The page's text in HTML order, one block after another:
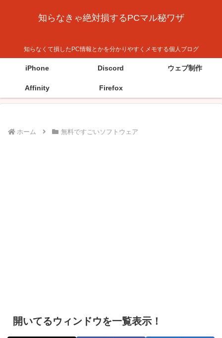
知らなきゃ絶対損するPCマル秘ワザ
知らなくて損したPC情報とかを分かりやすくメモする個人ブログ
iPhone Discord ウェブ制作
Affinity Firefox
ホーム 無料ですごいソフトウェア
開いてるウィンドウを一覧表示！